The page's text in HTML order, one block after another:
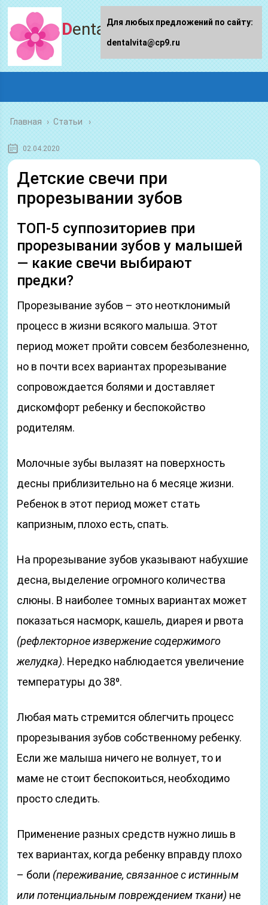
Dentalvita.ru
Главная › Статьи
02.04.2020
Детские свечи при
прорезывании зубов
ТОП-5 суппозиториев при
прорезывании зубов у малышей
— какие свечи выбирают
предки?
Прорезывание зубов – это неотклонимый
процесс в жизни всякого малыша. Этот
период может пройти совсем безболезненно,
но в почти всех вариантах прорезывание
сопровождается болями и доставляет
дискомфорт ребенку и беспокойство
родителям.
Молочные зубы вылазят на поверхность
десны приблизительно на 6 месяце жизни.
Ребенок в этот период может стать
капризным, плохо есть, спать.
На прорезывание зубов указывают набухшие
десна, выделение огромного количества
слюны. В наиболее томных вариантах может
показаться насморк, кашель, диарея и рвота
(рефлекторное извержение содержимого
желудка). Нередко наблюдается увеличение
температуры до 38⁰.
Любая мать стремится облегчить процесс
прорезывания зубов собственному ребенку.
Если же малыша ничего не волнует, то и
маме не стоит беспокоиться, необходимо
просто следить.
Применение разных средств нужно лишь в
тех вариантах, когда ребенку вправду плохо
– боли (переживание, связанное с истинным
или потенциальным повреждением ткани) не
Для любых предложений по сайту:
dentalvita@cp9.ru